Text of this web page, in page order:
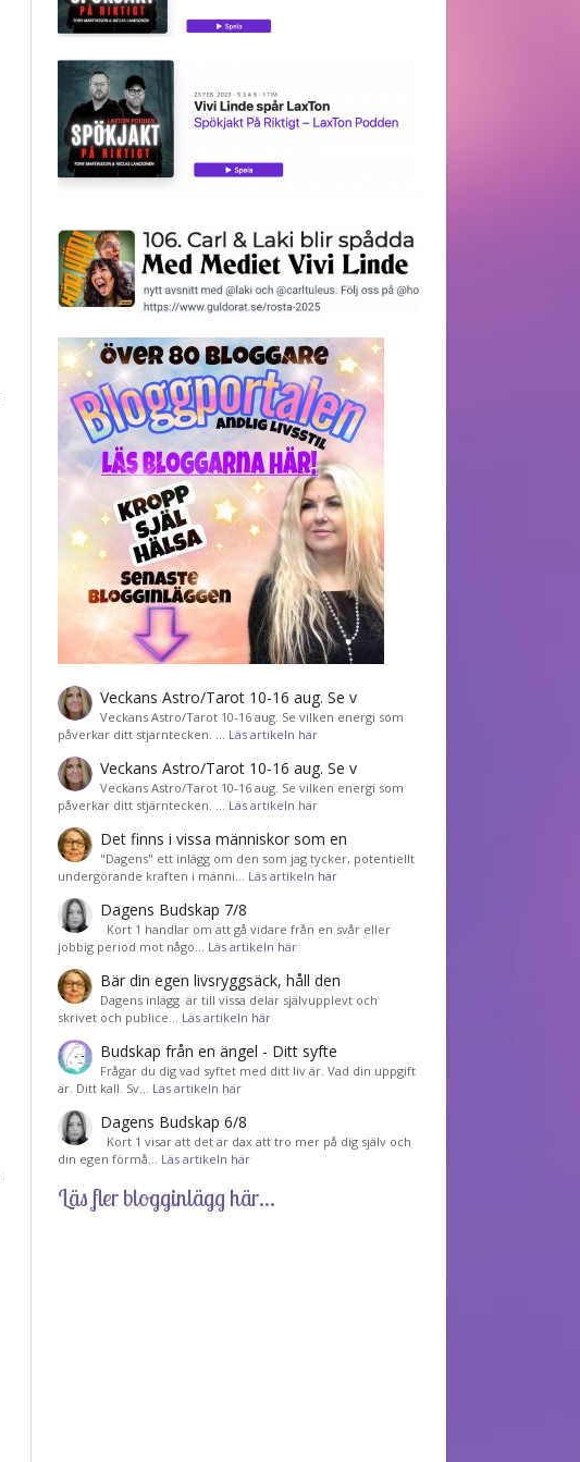
Veckans Astro/Tarot 10-16 aug. Se v
Veckans Astro/Tarot 10-16 aug. Se vilken energi som
påverkar ditt stjärntecken. … Läs artikeln här
Veckans Astro/Tarot 10-16 aug. Se v
Veckans Astro/Tarot 10-16 aug. Se vilken energi som
påverkar ditt stjärntecken. … Läs artikeln här
Det finns i vissa människor som en
"Dagens" ett inlägg om den som jag tycker, potentiellt
undergörande kraften i männi… Läs artikeln här
Dagens Budskap 7/8
Kort 1 handlar om att gå vidare från en svår eller
jobbig period mot någo… Läs artikeln här
Bär din egen livsryggsäck, håll den
Dagens inlägg är till vissa delar självupplevt och
skrivet och publice… Läs artikeln här
Budskap från en ängel - Ditt syfte
Frågar du dig vad syftet med ditt liv är. Vad din uppgift
är. Ditt kall. Sv… Läs artikeln här
Dagens Budskap 6/8
Kort 1 visar att det är dax att tro mer på dig själv och
din egen förmå… Läs artikeln här
Läs fler blogginlägg här...